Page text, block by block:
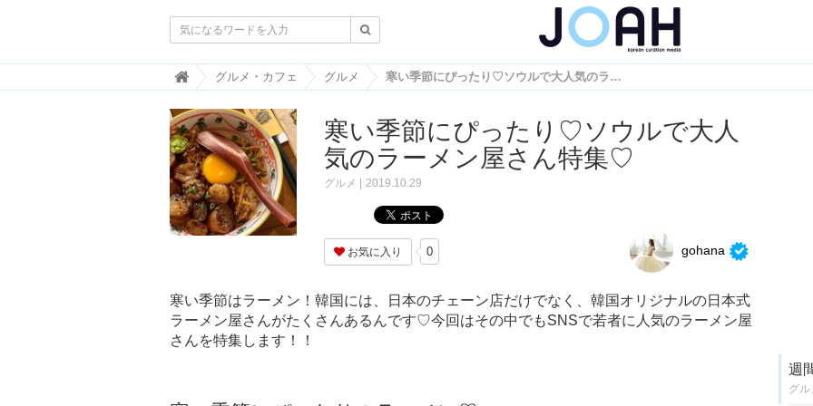
韓
国
ト
レ
ン
ド
情
報
・
韓
国
J
O
グルメ・カフェ グルメ 寒い季節にぴったり♡ソウルで大人気のラーメン屋さん特集♡
寒い季節にぴったり♡ソウルで大人
気のラーメン屋さん特集♡
グルメ 2019.10.29
お気に入り 0 gohana
寒い季節はラーメン！韓国には、日本のチェーン店だけでなく、韓国オリジナルの日本式
ラーメン屋さんがたくさんあるんです♡今回はその中でもSNSで若者に人気のラーメン屋
さんを特集します！！
週
グル